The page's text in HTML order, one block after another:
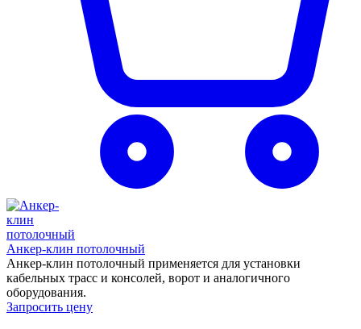
Анкер-клин потолочный
Анкер-клин потолочный применяется для установки
кабельных трасс и консолей, ворот и аналогичного
оборудования.
Запросить цену